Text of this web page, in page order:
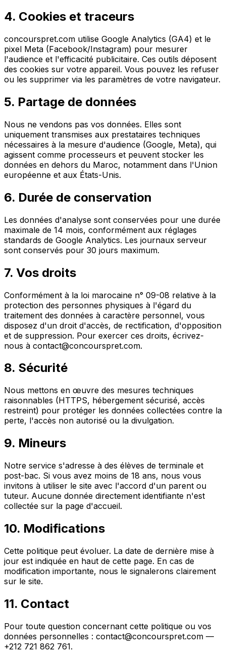
4. Cookies et traceurs
concourspret.com utilise Google Analytics (GA4) et le
pixel Meta (Facebook/Instagram) pour mesurer
l'audience et l'efficacité publicitaire. Ces outils déposent
des cookies sur votre appareil. Vous pouvez les refuser
ou les supprimer via les paramètres de votre navigateur.
5. Partage de données
Nous ne vendons pas vos données. Elles sont
uniquement transmises aux prestataires techniques
nécessaires à la mesure d'audience (Google, Meta), qui
agissent comme processeurs et peuvent stocker les
données en dehors du Maroc, notamment dans l'Union
européenne et aux États-Unis.
6. Durée de conservation
Les données d'analyse sont conservées pour une durée
maximale de 14 mois, conformément aux réglages
standards de Google Analytics. Les journaux serveur
sont conservés pour 30 jours maximum.
7. Vos droits
Conformément à la loi marocaine n° 09-08 relative à la
protection des personnes physiques à l'égard du
traitement des données à caractère personnel, vous
disposez d'un droit d'accès, de rectification, d'opposition
et de suppression. Pour exercer ces droits, écrivez-
nous à contact@concourspret.com.
8. Sécurité
Nous mettons en œuvre des mesures techniques
raisonnables (HTTPS, hébergement sécurisé, accès
restreint) pour protéger les données collectées contre la
perte, l'accès non autorisé ou la divulgation.
9. Mineurs
Notre service s'adresse à des élèves de terminale et
post-bac. Si vous avez moins de 18 ans, nous vous
invitons à utiliser le site avec l'accord d'un parent ou
tuteur. Aucune donnée directement identifiante n'est
collectée sur la page d'accueil.
10. Modifications
Cette politique peut évoluer. La date de dernière mise à
jour est indiquée en haut de cette page. En cas de
modification importante, nous le signalerons clairement
sur le site.
11. Contact
Pour toute question concernant cette politique ou vos
données personnelles : contact@concourspret.com —
+212 721 862 761.